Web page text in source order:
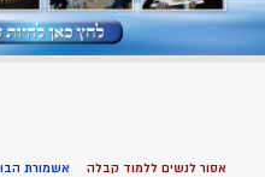
אסור לנשים ללמוד קבלה אשמורת